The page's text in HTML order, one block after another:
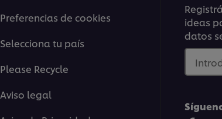
Preferencias de cookies
Selecciona tu país
Please Recycle
Aviso legal
ideas
datos